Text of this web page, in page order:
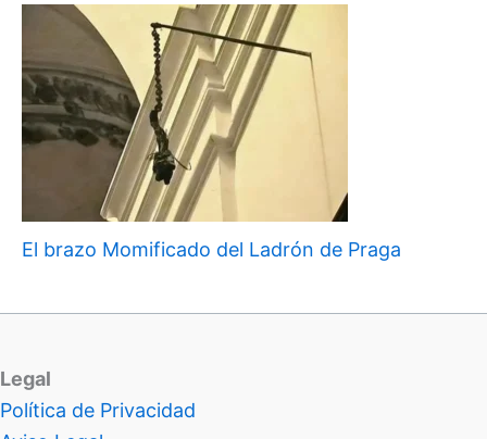
El brazo Momificado del Ladrón de Praga
Legal
Política de Privacidad